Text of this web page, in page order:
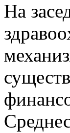
На